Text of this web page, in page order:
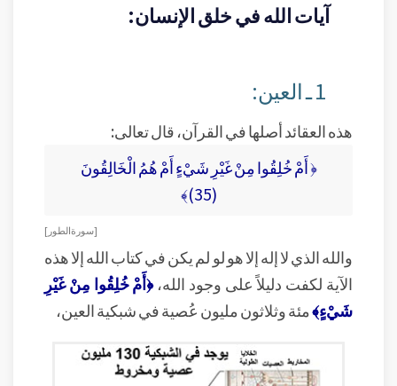
آيات الله في خلق الإنسان:
1 ـ العين:
هذه العقائد أصلها في القرآن، قال تعالى:
﴿ أَمْ خُلِقُوا مِنْ غَيْرِ شَيْءٍ أَمْ هُمُ الْخَالِقُونَ
(35)﴾
[ سورة الطور ]
والله الذي لا إله إلا هو لو لم يكن في كتاب الله إلا هذه
الآية لكفت دليلاً على وجود الله،﴿أَمْ خُلِقُوا مِنْ غَيْرِ
شَيْءٍ﴾مئة وثلاثون مليون عُصية في شبكية العين،